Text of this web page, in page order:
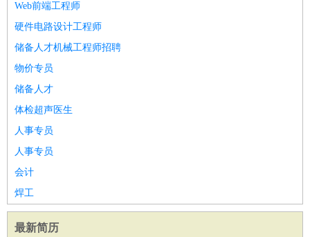
Web前端工程师
硬件电路设计工程师
储备人才机械工程师招聘
物价专员
储备人才
体检超声医生
人事专员
人事专员
会计
焊工
最新简历